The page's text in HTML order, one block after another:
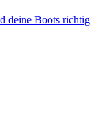
deine Boots richtig